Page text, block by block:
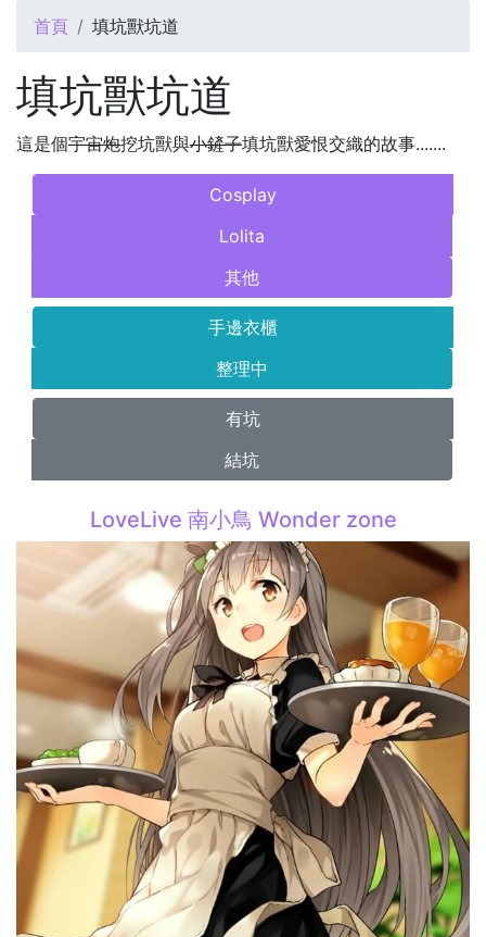
您在這裡
首頁 填坑獸坑道
填坑獸坑道
這是個宇宙炮挖坑獸與小鏟子填坑獸愛恨交織的故事.......
Cosplay
Lolita
其他
手邊衣櫃
整理中
有坑
結坑
LoveLive 南小鳥 Wonder zone